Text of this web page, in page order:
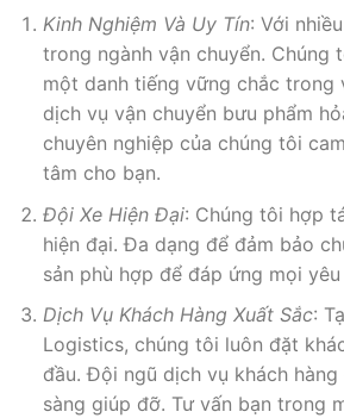
Kinh Nghiệm Và Uy Tín: Với
trong ngành vận chuyển. Chúng
một danh tiếng vững chắc trong
dịch vụ vận chuyển bưu phẩm
chuyên nghiệp của chúng tôi
tâm cho bạn.
Đội Xe Hiện Đại: Chúng tôi hợp
hiện đại. Đa dạng để đảm bảo
sản phù hợp để đáp ứng mọi
Dịch Vụ Khách Hàng Xuất Sắc:
Logistics, chúng tôi luôn đặt
đầu. Đội ngũ dịch vụ khách
sàng giúp đỡ. Tư vấn bạn trong